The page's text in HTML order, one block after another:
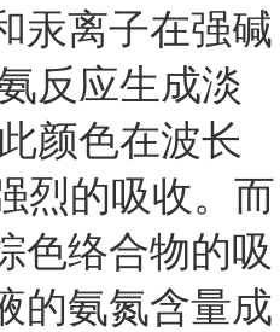
汞离子在强碱
反应生成淡
颜色在波长
烈的吸收。而
色络合物的吸
的氨氮含量成